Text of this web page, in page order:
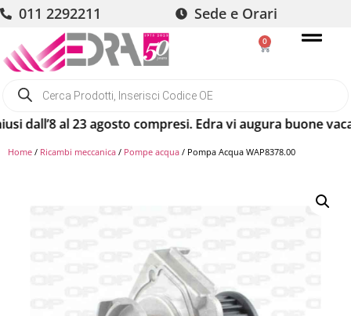
011 2292211 Sede e Orari
0
al 23 agosto compresi. Edra vi augura buone
Home / Ricambi meccanica / Pompe acqua / Pompa Acqua WAP8378.00